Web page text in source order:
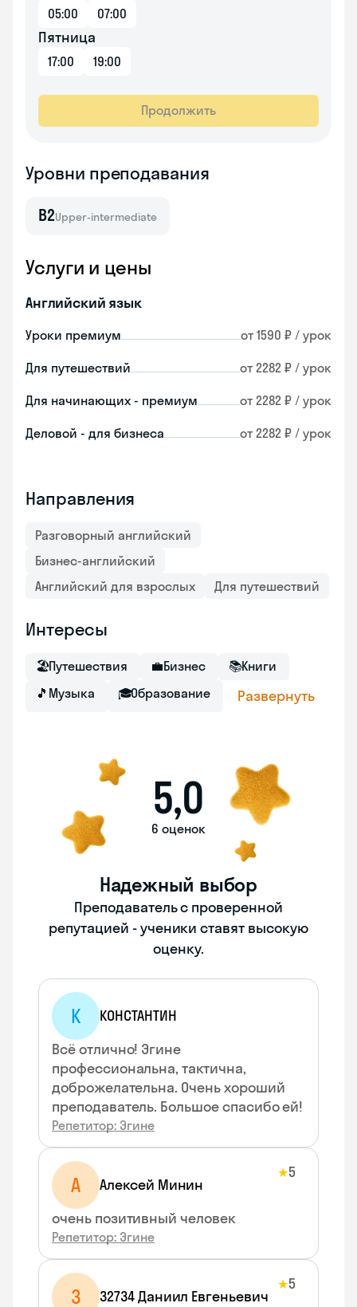
05:00 07:00
Пятница
17:00 19:00
Продолжить
Уровни преподавания
B2Upper-intermediate
Услуги и цены
Английский язык
Уроки премиум от 1590 ₽ / урок
Для путешествий от 2282 ₽ / урок
Для начинающих - премиум от 2282 ₽ / урок
Деловой - для бизнеса от 2282 ₽ / урок
Направления
Разговорный английский
Бизнес-английский
Английский для взрослых
Для путешествий
Интересы
🏖Путешествия 💼Бизнес 📚Книги
🎵 Музыка 🎓Образование Развернуть
5,0
6 оценок
Надежный выбор
Преподаватель с проверенной
репутацией - ученики ставят высокую
оценку.
К
КОНСТАНТИН
Всё отлично! Эгине
профессиональна, тактична,
доброжелательна. Очень хороший
преподаватель. Большое спасибо ей!
Репетитор: Эгине
А Алексей Минин
★5
очень позитивный человек
Репетитор: Эгине
3 32734 Даниил Евгеньевич
★5